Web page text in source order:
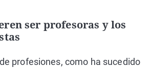
ser profesoras y los
profesiones, como ha sucedido